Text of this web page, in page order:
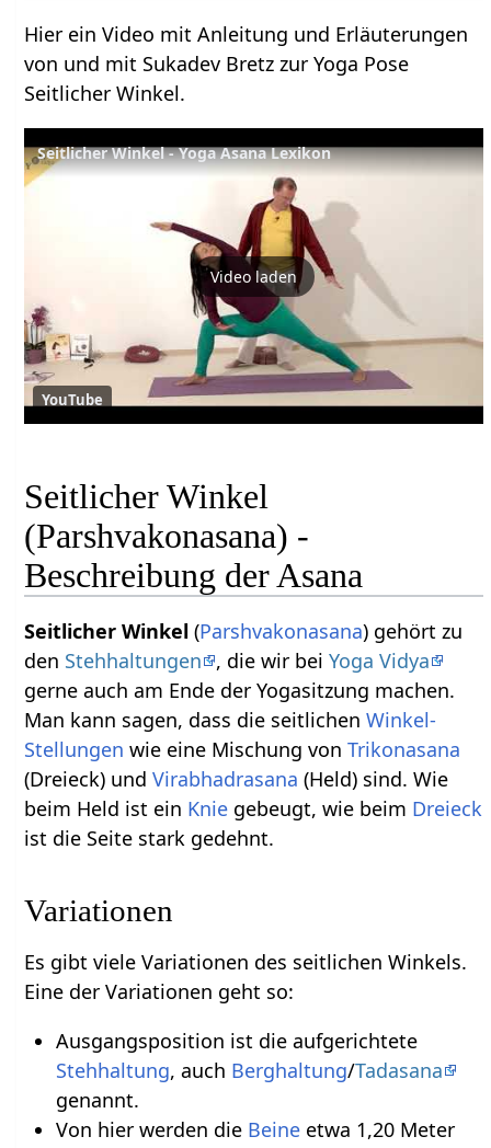
Hier ein Video mit Anleitung und Erläuterungen
von und mit Sukadev Bretz zur Yoga Pose
Seitlicher Winkel.
Seitlicher Winkel - Yoga Asana Lexikon
Video laden
YouTube
Seitlicher Winkel
(Parshvakonasana) -
Beschreibung der Asana
Seitlicher Winkel (Parshvakonasana) gehört zu
den Stehhaltungen , die wir beiYoga Vidya
gerne auch am Ende der Yogasitzung machen.
Man kann sagen, dass die seitlichenWinkel-
Stellungen wie eine Mischung vonTrikonasana
(Dreieck) undVirabhadrasana (Held) sind. Wie
beim Held ist ein Knie gebeugt, wie beim Dreieck
ist die Seite stark gedehnt.
Variationen
Es gibt viele Variationen des seitlichen Winkels.
Eine der Variationen geht so:
Ausgangsposition ist die aufgerichtete
Stehhaltung, auch Berghaltung/Tadasana
genannt.
Von hier werden die Beineetwa 1,20 Meter